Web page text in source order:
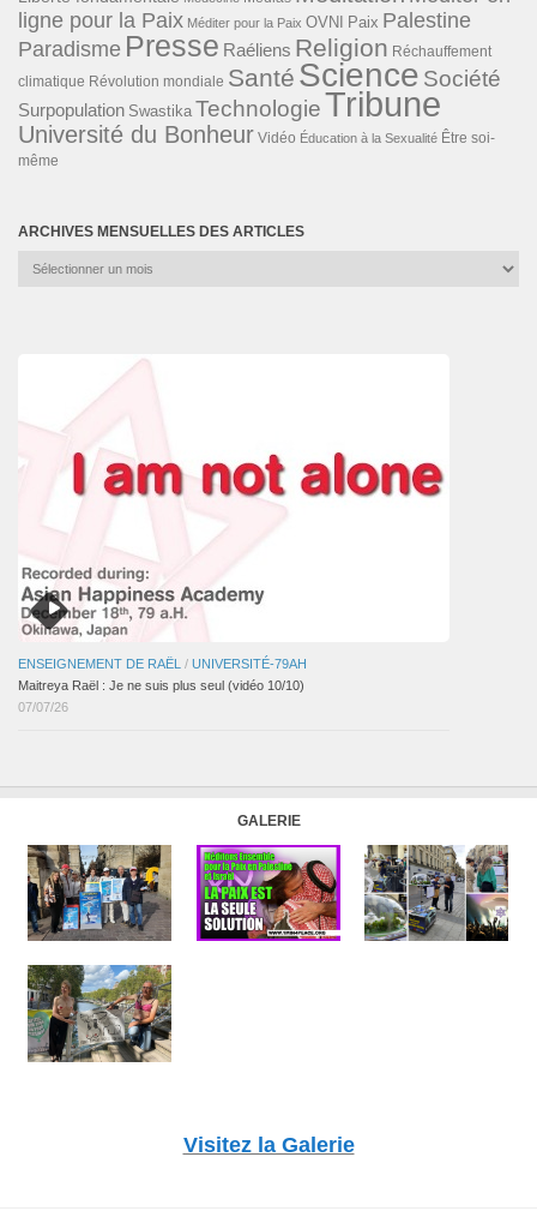
ligne pour la Paix Méditer pour la Paix OVNI Paix Palestine
Paradisme Presse Raéliens Religion Réchauffement
climatique Révolution mondiale Santé Science Société
Surpopulation Swastika TechnologieTribune
Université du Bonheur Vidéo Éducation à la Sexualité Être soi-
même
ARCHIVES MENSUELLES DES ARTICLES
Archives
ENSEIGNEMENT DE RAËL / UNIVERSITÉ-79AH
Maitreya Raël : Je ne suis plus seul (vidéo 10/10)
07/07/26
GALERIE
Visitez la Galerie